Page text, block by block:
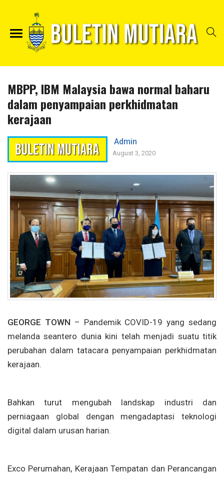
MBPP, IBM Malaysia bawa normal baharu
dalam penyampaian perkhidmatan
kerajaan
Admin
August 3, 2020
GEORGE TOWN – Pandemik COVID-19 yang sedang
melanda seantero dunia kini telah menjadi suatu titik
perubahan dalam tatacara penyampaian perkhidmatan
kerajaan.
Bahkan turut mengubah landskap industri dan
perniagaan global dengan mengadaptasi teknologi
digital dalam urusan harian.
Exco Perumahan, Kerajaan Tempatan dan Perancangan